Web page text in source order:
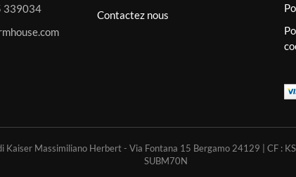
339034
Contactez nous
Kaiser Massimiliano Herbert - Via Fontana 15 Bergamo 24129 | CF :
SUBM70N